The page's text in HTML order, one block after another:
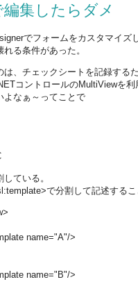
編集したらダメ
でフォームをカスタマイ
る条件があった。
は、チェックシートを記録する
コントロールのMultiViewを
よなぁ～ってことで
ている。
で分割して記述する
name="A"/>
name="B"/>